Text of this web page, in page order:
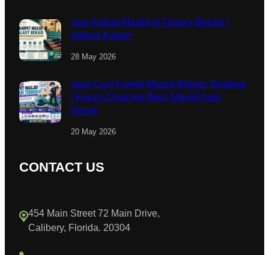
Jual Karpet Masjid di Galaxy Bekasi |
Alifana Karpet
28 May 2026
Jasa Cuci Karpet Masjid Bekasi Terdekat
| Kenzo Cleaning Bikin Masjid Auto
Bersih
20 May 2026
CONTACT US
454 Main Street 72 Main Drive,
Calibery, Florida. 20304